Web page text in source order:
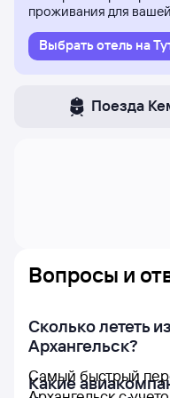
проживания для
Выбрать отель на
Поезда
Вопросы и
Сколько лететь
Архангельск?
Самый быстрый
Какие